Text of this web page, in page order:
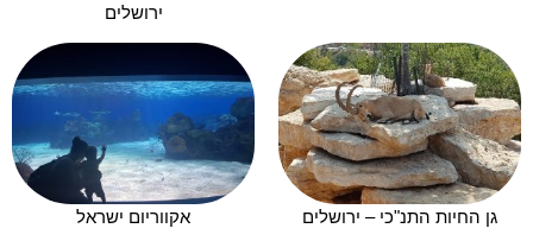
ירושלים
גן החיות התנ"כי – ירושלים אקווריום ישראל